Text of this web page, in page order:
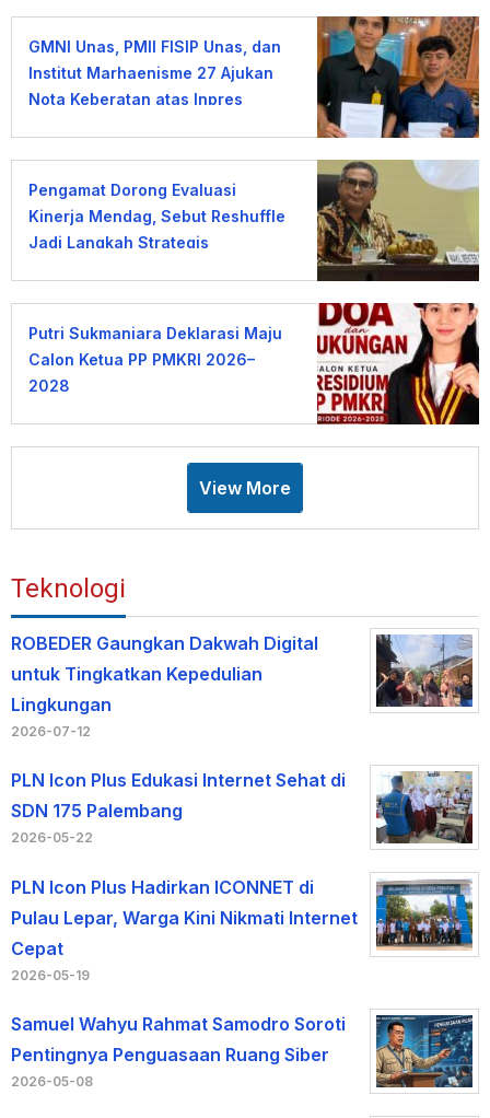
GMNI Unas, PMII FISIP Unas, dan
Institut Marhaenisme 27 Ajukan
Nota Keberatan atas Inpres
Pengamat Dorong Evaluasi
Kinerja Mendag, Sebut Reshuffle
Jadi Langkah Strategis
Putri Sukmaniara Deklarasi Maju
Calon Ketua PP PMKRI 2026–
2028
View More
Teknologi
ROBEDER Gaungkan Dakwah Digital
untuk Tingkatkan Kepedulian
Lingkungan
2026-07-12
PLN Icon Plus Edukasi Internet Sehat di
SDN 175 Palembang
2026-05-22
PLN Icon Plus Hadirkan ICONNET di
Pulau Lepar, Warga Kini Nikmati Internet
Cepat
2026-05-19
Samuel Wahyu Rahmat Samodro Soroti
Pentingnya Penguasaan Ruang Siber
2026-05-08